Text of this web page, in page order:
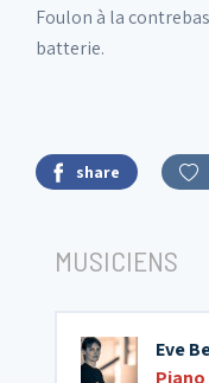
Foulon à la
batterie.
share
MUSICIENS
Eve
Piano